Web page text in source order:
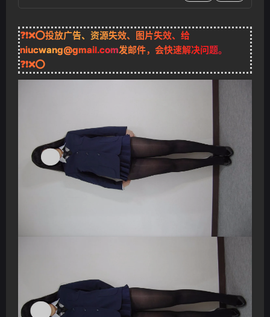
❓❗❌⭕投放广告、资源失效、图片失效、给
niucwang@gmail.com发邮件，会快速解决问题。
❓❗❌⭕